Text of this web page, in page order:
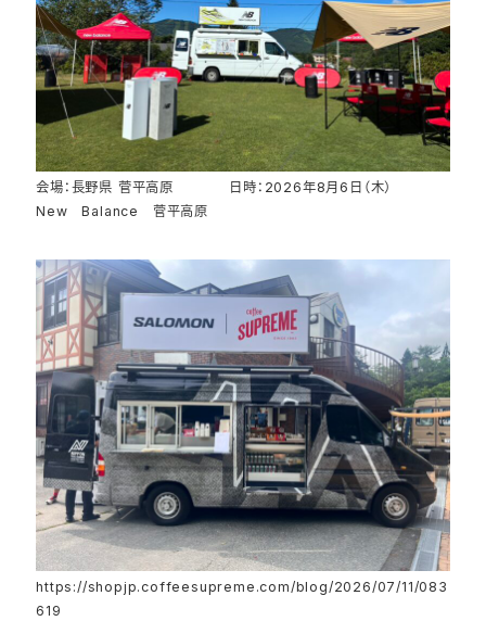
New Balance 菅平高原
会場：長野県 菅平高原 日時：2026年8月6日（木）
https://shopjp.coffeesupreme.com/blog/2026/07/11/083
619